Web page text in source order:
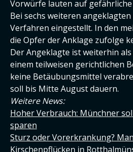
Vorwürfe lauten auf
Bei sechs weiteren
Verfahren eingestellt. In den
die Opfer der Anklage zufolge
Der Angeklagte ist weiterhin
einem teilweisen gerichtlichen
keine Betäubungsmittel
soll bis Mitte August dauern.
Weitere News:
Hoher Verbrauch: Münchner
sparen
Sturz oder Vorerkrankung?
Kirschenpflücken in